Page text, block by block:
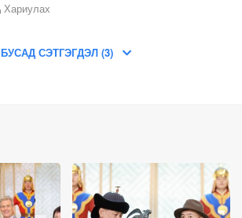
Хариулах
БУСАД СЭТГЭГДЭЛ (3)